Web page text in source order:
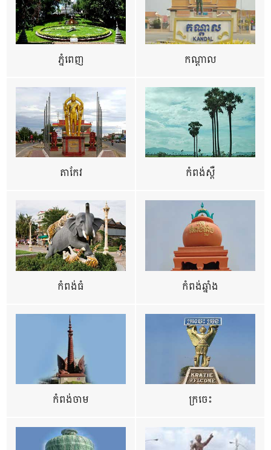
ភ្នំពេញ កណ្តាល
តាកែវ កំពង់ស្ពឺ
កំពង់ធំ កំពង់ឆ្នាំង
កំពង់ចាម ក្រចេះ